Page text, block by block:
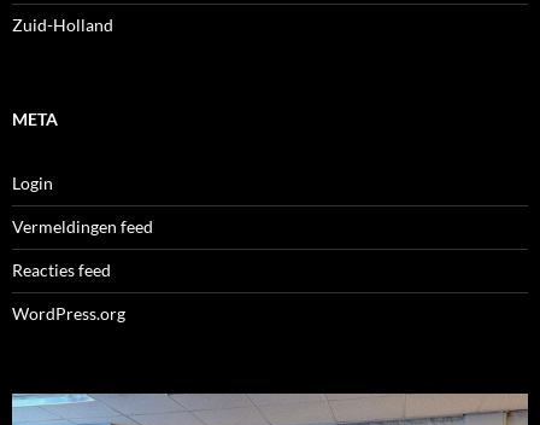
Zuid-Holland
META
Login
Vermeldingen feed
Reacties feed
WordPress.org